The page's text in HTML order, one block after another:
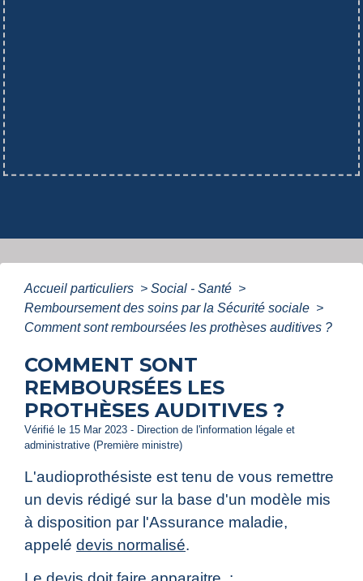
Accueil particuliers > Social - Santé >
Remboursement des soins par la Sécurité sociale >
Comment sont remboursées les prothèses auditives ?
COMMENT SONT
REMBOURSÉES LES
PROTHÈSES AUDITIVES ?
Vérifié le 15 Mar 2023 - Direction de l'information légale et
administrative (Première ministre)
L'audioprothésiste est tenu de vous remettre
un devis rédigé sur la base d'un modèle mis
à disposition par l'Assurance maladie,
appelé devis normalisé.